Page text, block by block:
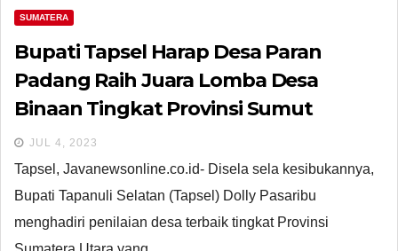
SUMATERA
Bupati Tapsel Harap Desa Paran
Padang Raih Juara Lomba Desa
Binaan Tingkat Provinsi Sumut
JUL 4, 2023
Tapsel, Javanewsonline.co.id- Disela sela kesibukannya,
Bupati Tapanuli Selatan (Tapsel) Dolly Pasaribu
menghadiri penilaian desa terbaik tingkat Provinsi